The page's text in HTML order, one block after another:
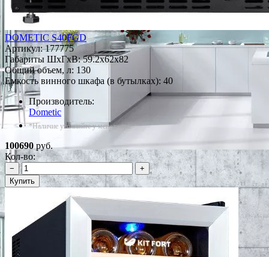
DOMETIC S40FGD
Артикул:177775
Габариты ШxГxВ: 59.2x62x82
Общий объем, л: 130
Емкость винного шкафа (в бутылках): 40
Производитель:
Dometic
*Наличие уточняйте у менеджера
100690 руб.
Кол-во:
−
+
Купить